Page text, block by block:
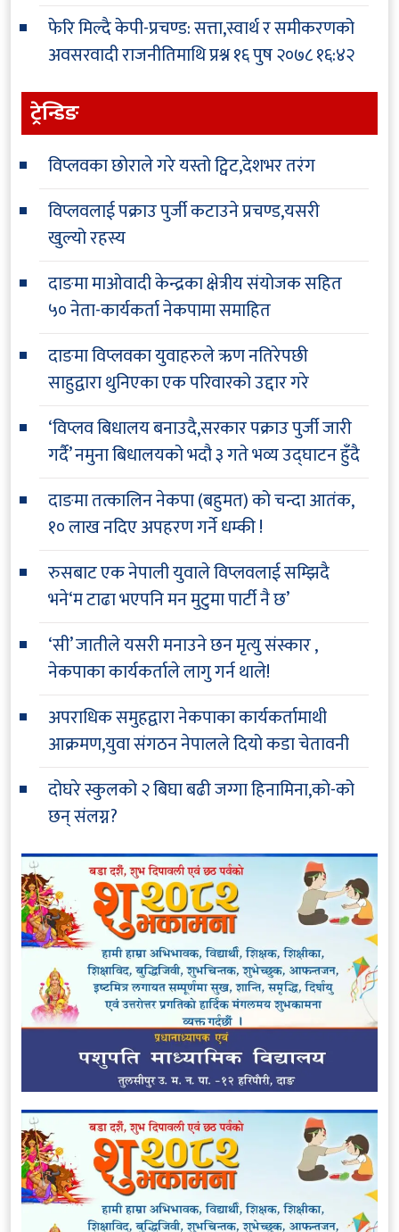
फेरि मिल्दै केपी-प्रचण्ड: सत्ता,स्वार्थ र समीकरणको
अवसरवादी राजनीतिमाथि प्रश्न१६ पुष २०७८ १६:४२
ट्रेन्डिङ
विप्लवका छोराले गरे यस्तो ट्विट,देशभर तरंग
विप्लवलाई पक्राउ पुर्जी कटाउने प्रचण्ड,यसरी
खुल्यो रहस्य
दाङमा माओवादी केन्द्रका क्षेत्रीय संयोजक सहित
५० नेता-कार्यकर्ता नेकपामा समाहित
दाङमा विप्लवका युवाहरुले ऋण नतिरेपछी
साहुद्वारा थुनिएका एक परिवारको उद्दार गरे
‘विप्लव बिधालय बनाउदै,सरकार पक्राउ पुर्जी जारी
गर्दै’ नमुना बिधालयको भदौ ३ गते भव्य उद्घाटन हुँदै
दाङमा तत्कालिन नेकपा (बहुमत) को चन्दा आतंक,
१० लाख नदिए अपहरण गर्ने धम्की !
रुसबाट एक नेपाली युवाले विप्लवलाई सम्झिदै
भने‘म टाढा भएपनि मन मुटुमा पार्टी नै छ’
‘सी’ जातीले यसरी मनाउने छन मृत्यु संस्कार ,
नेकपाका कार्यकर्ताले लागु गर्न थाले!
अपराधिक समुहद्वारा नेकपाका कार्यकर्तामाथी
आक्रमण,युवा संगठन नेपालले दियो कडा चेतावनी
दोघरे स्कुलको २ बिघा बढी जग्गा हिनामिना,को-को
छन् संलग्न?